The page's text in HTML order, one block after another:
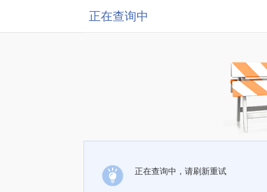
正在查询中
正在查询中，请刷新重试